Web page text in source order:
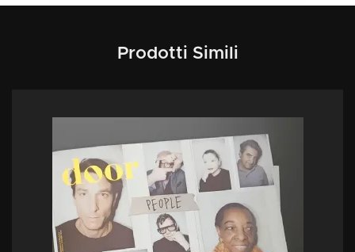
Prodotti Simili